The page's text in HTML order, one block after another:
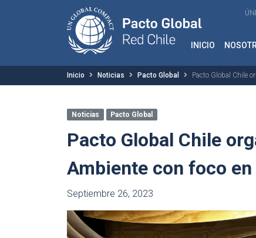
INICIO
Inicio Noticias Pacto Global Pacto Global Chile
Noticias Pacto Global
Pacto Global Chile
Ambiente con foco
Septiembre 26, 2023